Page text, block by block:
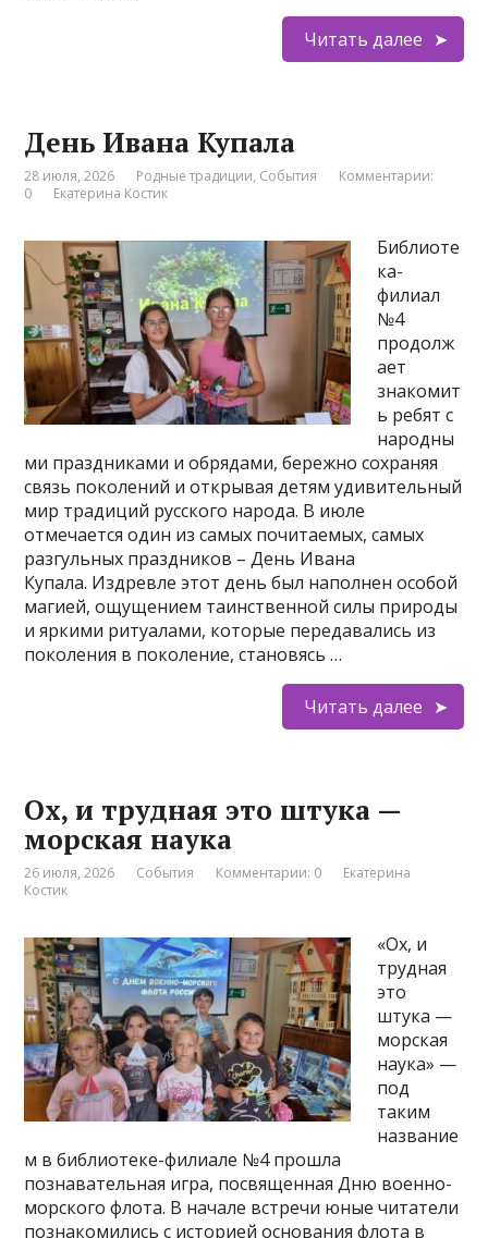
Читать далее
День Ивана Купала
28 июля, 2026 Родные традиции, События
Комментарии:
0
Екатерина Костик
Библиоте
ка-
филиал
№4
продолж
ает
знакомит
ь ребят с
народны
ми праздниками и обрядами, бережно сохраняя
связь поколений и открывая детям удивительный
мир традиций русского народа. В июле
отмечается один из самых почитаемых, самых
разгульных праздников – День Ивана
Купала. Издревле этот день был наполнен особой
магией, ощущением таинственной силы природы
и яркими ритуалами, которые передавались из
поколения в поколение, становясь …
Читать далее
Ох, и трудная это штука —
морская наука
26 июля, 2026 События Комментарии: 0
Екатерина
Костик
«Ох, и
трудная
это
штука —
морская
наука» —
под
таким
название
м в библиотеке-филиале №4 прошла
познавательная игра, посвященная Дню военно-
морского флота. В начале встречи юные читатели
познакомились с историей основания флота в